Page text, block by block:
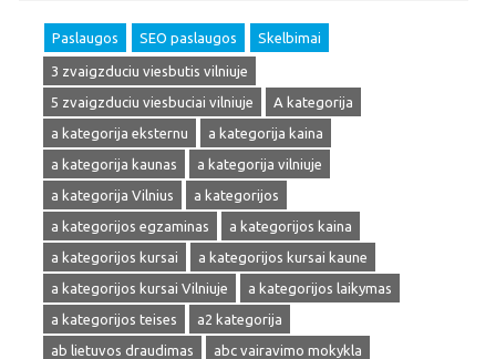
Paslaugos SEO paslaugos Skelbimai
3 zvaigzduciu viesbutis vilniuje
5 zvaigzduciu viesbuciai vilniuje
A kategorija
a kategorija eksternu
a kategorija kaina
a kategorija kaunas
a kategorija vilniuje
a kategorija Vilnius
a kategorijos
a kategorijos egzaminas
a kategorijos kaina
a kategorijos kursai
a kategorijos kursai kaune
a kategorijos kursai Vilniuje
a kategorijos laikymas
a kategorijos teises
a2 kategorija
ab lietuvos draudimas
abc vairavimo mokykla